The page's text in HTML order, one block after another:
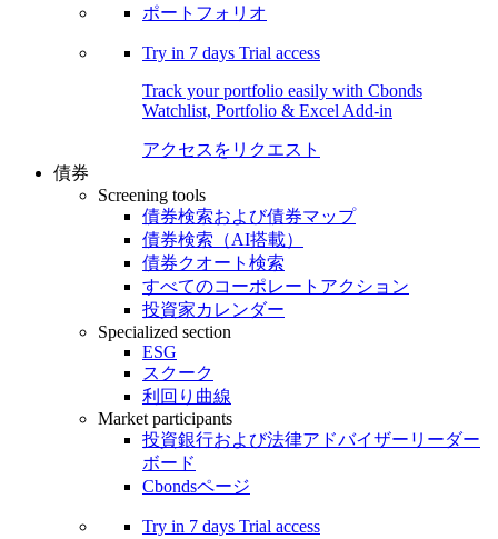
ポートフォリオ
Try in 7 days Trial access
Track your portfolio easily with Cbonds
Watchlist, Portfolio & Excel Add-in
アクセスをリクエスト
債券
Screening tools
債券検索および債券マップ
債券検索（AI搭載）
債券クオート検索
すべてのコーポレートアクション
投資家カレンダー
Specialized section
ESG
スクーク
利回り曲線
Market participants
投資銀行および法律アドバイザーリーダー
ボード
Cbondsページ
Try in 7 days Trial access